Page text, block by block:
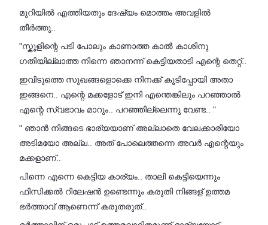
മുറിയിൽ എത്തിയതും ദേഷ്യം മൊത്തം അവളിൽ
തീർത്തു..
"സ്കൂളിന്റെ പടി പോലും കാണാത്ത കാൽ കാശിനു
ഗതിയില്ലാത്ത നിന്നെ ഞാനന്ന് കെട്ടിയതാടി എന്റെ തെറ്റ്..
ഇവിടുത്തെ സുഖങ്ങളൊക്കെ നിനക്ക് കൂടിപ്പോയി അതാ
ഇങ്ങനെ.. എന്റെ മക്കളോട് ഇനി എന്തെങ്കിലും പറഞ്ഞാൽ
എന്റെ സ്വഭാവം മാറും.. പറഞ്ഞില്ലെന്നു വേണ്ട.. "
" ഞാൻ നിങ്ങടെ ഭാര്യയാണ് അല്ലാതെ വേലക്കാരിയോ
അടിമയോ അല്ല.. അത് പോലെത്തന്നെ അവർ എന്റെയും
മക്കളാണ്..
പിന്നെ എന്നെ കെട്ടിയ കാര്യം.. താലി കെട്ടിയെന്നും
ഫിസിക്കൽ റിലേഷൻ ഉണ്ടെന്നും കരുതി നിങ്ങള് ഉത്തമ
ഭർത്താവ് ആണെന്ന് കരുതരുത്..